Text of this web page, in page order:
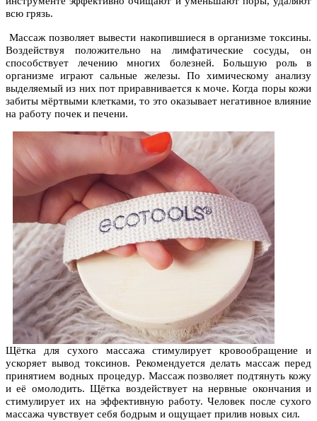
всю грязь.
Массаж позволяет вывести накопившиеся в организме токсины.
Воздействуя положительно на лимфатические сосуды, он
способствует лечению многих болезней. Большую роль в
организме играют сальные железы. По химическому анализу
выделяемый из них пот приравнивается к моче. Когда поры кожи
забиты мёртвыми клетками, то это оказывает негативное влияние
на работу почек и печени.
Щётка для сухого массажа стимулирует кровообращение и
ускоряет вывод токсинов. Рекомендуется делать массаж перед
принятием водных процедур. Массаж позволяет подтянуть кожу
и её омолодить. Щётка воздействует на нервные окончания и
стимулирует их на эффективную работу. Человек после сухого
массажа чувствует себя бодрым и ощущает прилив новых сил.